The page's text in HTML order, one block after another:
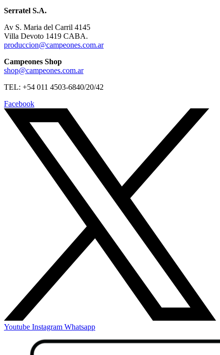
Serratel S.A.
Av S. Maria del Carril 4145
Villa Devoto 1419 CABA.
produccion@campeones.com.ar
Campeones Shop
shop@campeones.com.ar
TEL: +54 011 4503-6840/20/42
Facebook
Youtube Instagram Whatsapp